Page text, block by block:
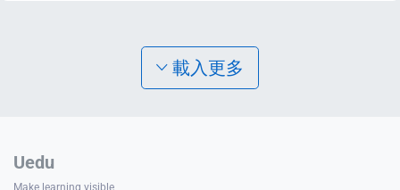
載入更多
Uedu
Make learning visible